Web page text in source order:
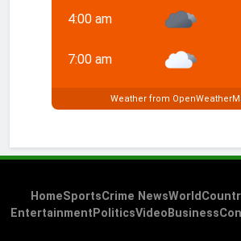
4:00 am
7:00 am
Weather from
HomeSportsCrime NewsWorld
Entertainment PoliticsVideo Business